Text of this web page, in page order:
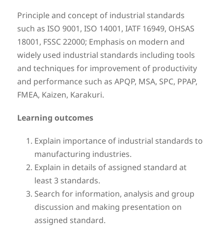
Principle and concept of industrial standards
such as ISO 9001, ISO 14001, IATF 16949, OHSAS
18001, FSSC 22000; Emphasis on modern and
widely used industrial standards including tools
and techniques for improvement of productivity
and performance such as APQP, MSA, SPC, PPAP,
FMEA, Kaizen, Karakuri.
Learning outcomes
Explain importance of industrial standards to
manufacturing industries.
Explain in details of assigned standard at
least 3 standards.
Search for information, analysis and group
discussion and making presentation on
assigned standard.